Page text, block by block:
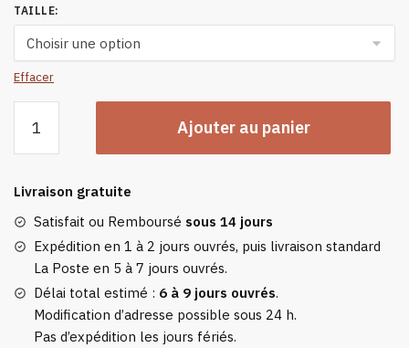
TAILLE:
Effacer
Veste
Électrique
Femme
Beige
Ajouter au panier
Livraison gratuite
Satisfait ou Remboursé sous 14 jours
Expédition en 1 à 2 jours ouvrés, puis livraison standard
La Poste en 5 à 7 jours ouvrés.
Délai total estimé : 6 à 9 jours ouvrés.
Modification d’adresse possible sous 24 h.
Pas d’expédition les jours fériés.